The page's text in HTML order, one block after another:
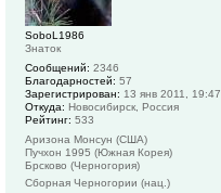
SoboL1986
Знаток
Сообщений: 2346
Благодарностей: 57
Зарегистрирован: 13 янв 2011, 19:47
Откуда: Новосибирск, Россия
Рейтинг: 533
Аризона Монсун (США)
Пучхон 1995 (Южная Корея)
Брсково (Черногория)
Сборная Черногории (нац.)